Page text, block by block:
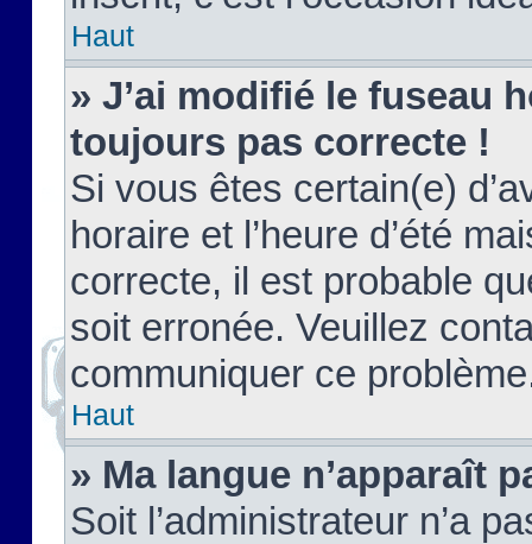
Haut
» J’ai modifié le fuseau
toujours pas correcte !
Si vous êtes certain(e)
horaire et l’heure d’été
correcte, il est probable
soit erronée. Veuillez
communiquer ce
Haut
» Ma langue n’apparaît
Soit l’administrateur n’a